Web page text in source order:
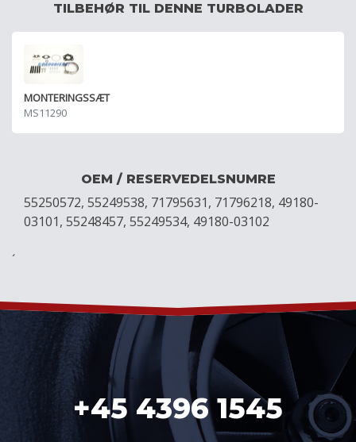
TILBEHØR TIL DENNE TURBOLADER
MONTERINGSSÆT
MS11290
OEM / RESERVEDELSNUMRE
55250572, 55249538, 71795631, 71796218, 49180-
03101, 55248457, 55249534, 49180-03102
´
+45 4396 1545